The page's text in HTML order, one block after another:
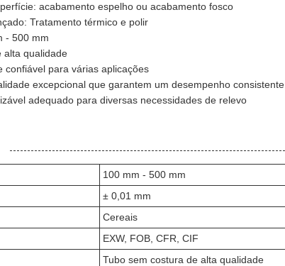
acabamento espelho ou acabamento fosco
Tratamento térmico e polir
- 500 mm
alta qualidade
confiável para várias aplicações
excepcional que garantem um desempenho consistente
adequado para diversas necessidades de relevo
100 mm - 500 mm
± 0,01 mm
Cereais
EXW, FOB, CFR, CIF
Tubo sem costura de alta qualidade